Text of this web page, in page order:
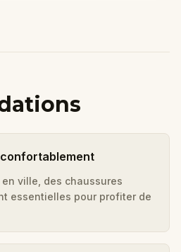
ville, des chaussures
essentielles pour profiter de